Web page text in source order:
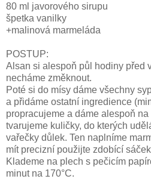
80 ml javorového sirupu
špetka vanilky
+malinová marmeláda
POSTUP:
Alsan si alespoň půl hodiny před
necháme změknout.
Poté si do mísy dáme všechny
a přidáme ostatní ingredience
propracujeme a dáme alespoň na
tvarujeme kuličky, do kterých
vařečky důlek. Ten naplníme
mít precizní použijte zdobící
Klademe na plech s pečicím
minut na 170°C.